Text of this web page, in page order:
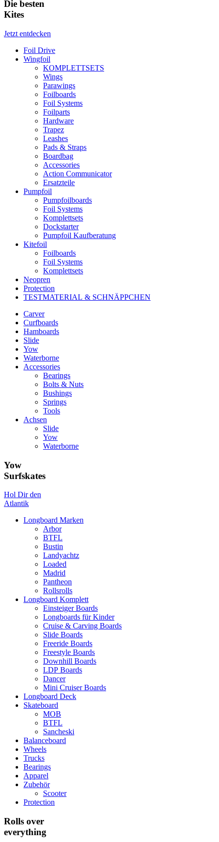
Die besten
Kites
Jetzt entdecken
Foil Drive
Wingfoil
KOMPLETTSETS
Wings
Parawings
Foilboards
Foil Systems
Foilparts
Hardware
Trapez
Leashes
Pads & Straps
Boardbag
Accessories
Action Communicator
Ersatzteile
Pumpfoil
Pumpfoilboards
Foil Systems
Komplettsets
Dockstarter
Pumpfoil Kaufberatung
Kitefoil
Foilboards
Foil Systems
Komplettsets
Neopren
Protection
TESTMATERIAL & SCHNÄPPCHEN
Carver
Curfboards
Hamboards
Slide
Yow
Waterborne
Accessories
Bearings
Bolts & Nuts
Bushings
Springs
Tools
Achsen
Slide
Yow
Waterborne
Yow
Surfskates
Hol Dir den
Atlantik
Longboard Marken
Arbor
BTFL
Bustin
Landyachtz
Loaded
Madrid
Pantheon
Rollsrolls
Longboard Komplett
Einsteiger Boards
Longboards für Kinder
Cruise & Carving Boards
Slide Boards
Freeride Boards
Freestyle Boards
Downhill Boards
LDP Boards
Dancer
Mini Cruiser Boards
Longboard Deck
Skateboard
MOB
BTFL
Sancheski
Balanceboard
Wheels
Trucks
Bearings
Apparel
Zubehör
Scooter
Protection
Rolls over
everything